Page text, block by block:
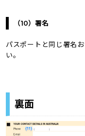
（10）署名
パスポートと同じ署名
い。
裏面